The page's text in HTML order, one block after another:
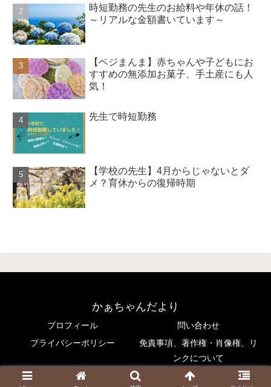
時短勤務の先生のお給料や年休の話！
～リアルな金額書いています～
【ベジまんま】赤ちゃんや子どもにお
すすめの無添加お菓子、手土産にも人
気！
先生で時短勤務
【学校の先生】4月からじゃないとダ
メ？育休からの復帰時期
かぁちゃんだより
プロフィール
問い合わせ
プライバシーポリシー
免責事項、著作権・肖像権、リ
ンクについて
© 2022 かぁちゃんだより.